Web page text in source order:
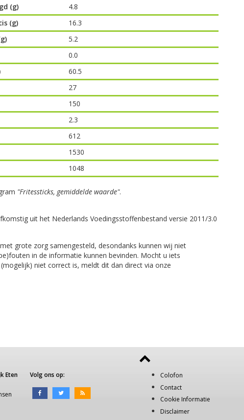
(g)
4.8
(g)
16.3
5.2
0.0
60.5
27
150
2.3
612
1530
1048
"Fritessticks, gemiddelde waarde".
uit het Nederlands Voedingsstoffenbestand versie 2011/3.0
grote zorg samengesteld, desondanks kunnen wij niet
in de informatie kunnen bevinden. Mocht u iets
niet correct is, meldt dit dan direct via onze
Eten
Volg ons op:
Colofon
Contact
Cookie Informatie
Disclaimer